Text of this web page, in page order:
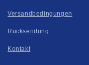
Versandbedingungen
Rücksendung
Kontakt